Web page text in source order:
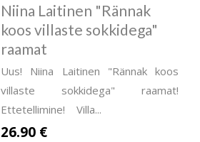
Niina Laitinen "Rännak
koos villaste sokkidega"
raamat
Uus! Niina Laitinen "Rännak koos
villaste sokkidega" raamat!
Ettetellimine! Villa...
26.90 €